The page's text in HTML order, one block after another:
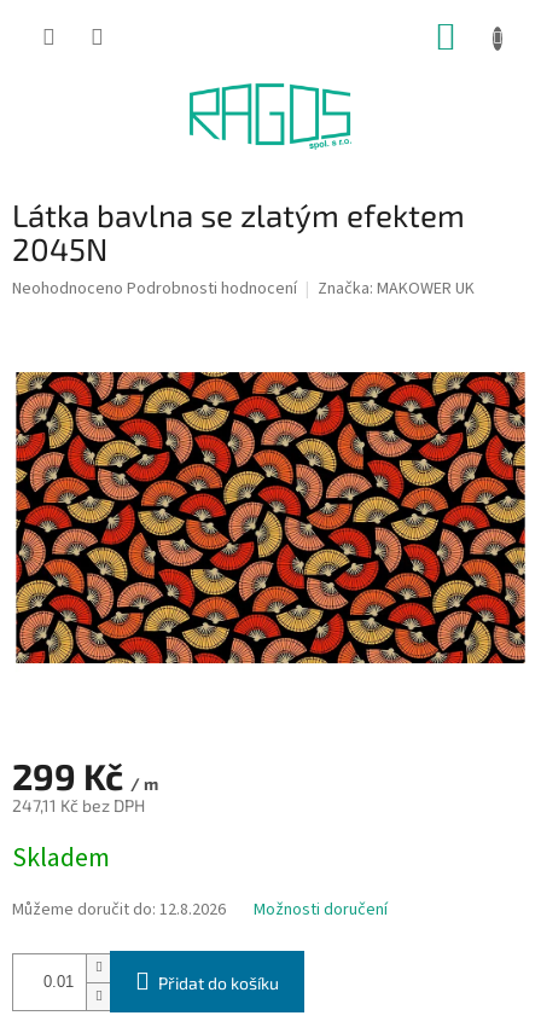
Látka bavlna se zlatým efektem
2045N
Průměrné
0,0
z
5
hvězdiček.
Neohodnoceno Podrobnosti hodnocení Značka: MAKOWER UK
299 Kč / m
247,11 Kč bez DPH
cena:
Skladem
Můžeme doručit do: 12.8.2026 Možnosti doručení
Přidat do košíku